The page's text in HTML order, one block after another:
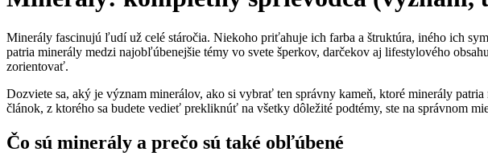
Minerály fascinujú ľudí už celé stáročia. Niekoho priťahuje ich farba a štruktúra, iného ich
patria minerály medzi najobľúbenejšie témy vo svete šperkov, darčekov aj lifestylového
zorientovať.
Dozviete sa, aký je význam minerálov, ako si vybrať ten správny kameň, ktoré minerály
článok, z ktorého sa budete vedieť prekliknúť na všetky dôležité podtémy, ste na správnom
Čo sú minerály a prečo sú také obľúbené